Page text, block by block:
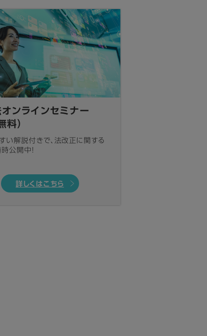
ンラインセミナー
料）
い解説付きで、法改正に関する
公開中！
詳しくはこちら